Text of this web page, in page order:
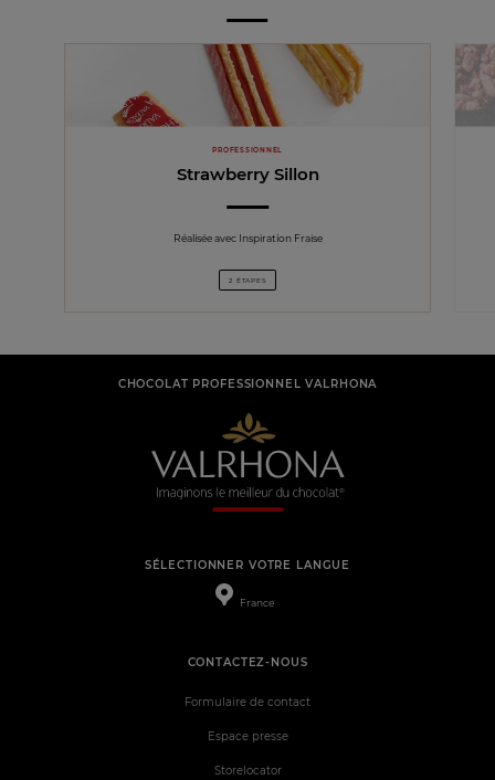
PROFESSIONNEL
Strawberry Sillon
Réalisée avec Inspiration Fraise
2 ÉTAPES
CHOCOLAT PROFESSIONNEL VALRHONA
SÉLECTIONNER VOTRE LANGUE
France
CONTACTEZ-NOUS
Formulaire de contact
Espace presse
Storelocator